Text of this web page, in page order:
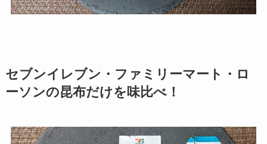
セブンイレブン・ファミリーマート・ロ
ーソンの昆布だけを味比べ！